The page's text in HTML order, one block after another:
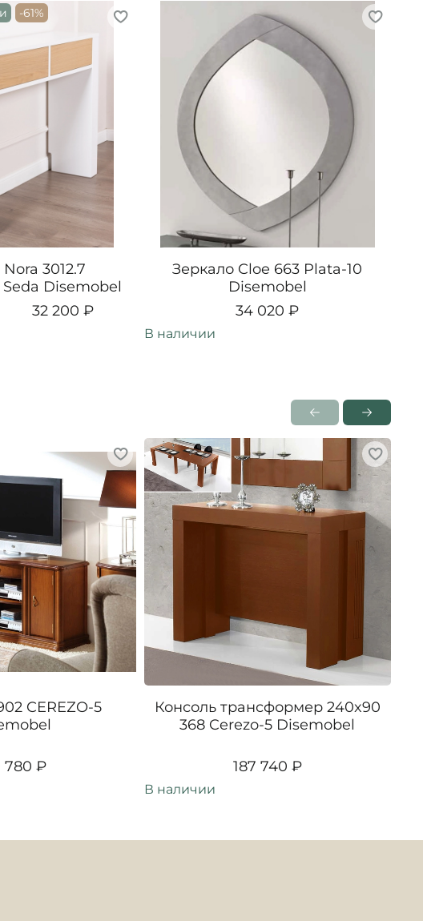
-61%
3012.7
Disemobel
32 200 ₽
Зеркало Cloe 663 Plata-10
Disemobel
34 020 ₽
В наличии
CEREZO-5
780 ₽
Консоль трансформер 240x90
368 Cerezo-5 Disemobel
187 740 ₽
В наличии